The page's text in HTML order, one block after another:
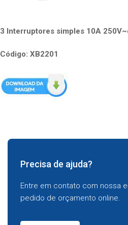
3 Interruptores simples 10A
Código: XB2201
Precisa de ajuda?
Entre em contato com nossa
pedido de orçamento online.